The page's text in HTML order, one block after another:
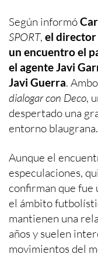
Según informó
SPORT, el
un encuentro el
el agente Javi
Javi Guerra.
dialogar con Deco,
despertado una
entorno blaugrana.
Aunque el
especulaciones,
confirman que fue
el ámbito
mantienen una
años y suelen
movimientos del